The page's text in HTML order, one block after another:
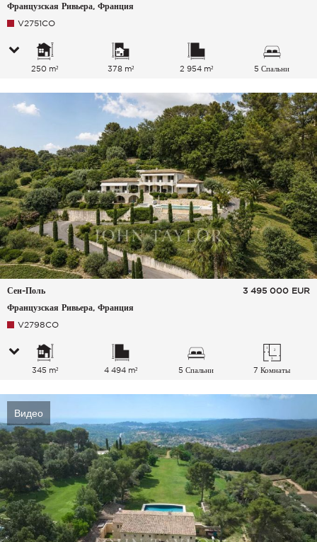
Французская Ривьера, Франция
V2751CO
250 m² 378 m² 2 954 m² 5 Спальни
Сен-Поль
Французская Ривьера, Франция
3 495 000 EUR
V2798CO
345 m² 4 494 m² 5 Спальни 7 Комнаты
Видео